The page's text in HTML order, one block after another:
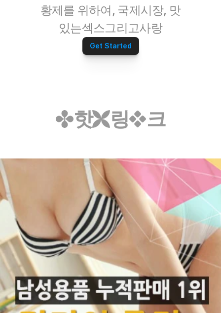
황제를 위하여, 국제시장, 맛
있는섹스그리고사랑
Get Started
핫 링 크